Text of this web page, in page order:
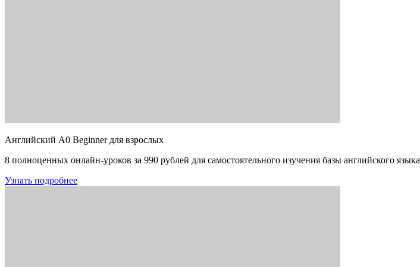
Английский A0 Beginner для взрослых
8 полноценных онлайн-уроков за 990 рублей для самостоятельного изучения базы английского языка
Узнать подробнее